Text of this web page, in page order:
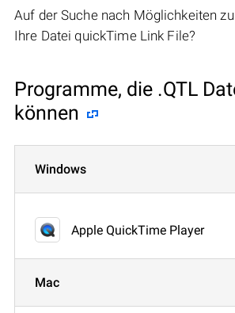
Auf der Suche nach Möglichkeiten
Ihre Datei quickTime Link File?
Programme, die .QTL
können
Windows
Apple QuickTime Player
Mac